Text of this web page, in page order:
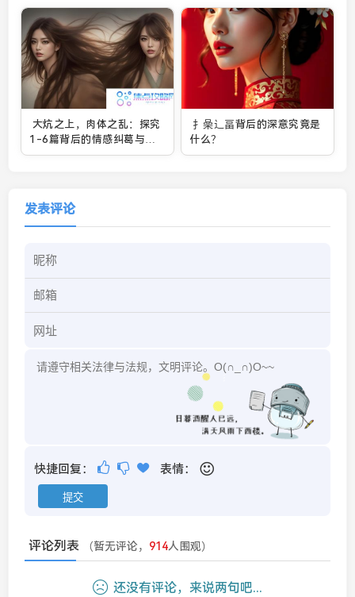
大炕之上，肉体之乱：探究
1-6篇背后的情感纠葛与故
事发展是什么？
扌喿辶畐背后的深意究竟是
什么？
发表评论
快捷回复： 表情：
评论列表 （暂无评论， 914人围观）
还没有评论，来说两句吧...